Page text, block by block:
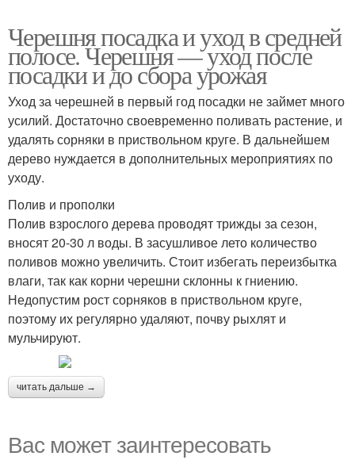
Черешня посадка и уход в средней
полосе. Черешня — уход после
посадки и до сбора урожая
Уход за черешней в первый год посадки не займет много
усилий. Достаточно своевременно поливать растение, и
удалять сорняки в приствольном круге. В дальнейшем
дерево нуждается в дополнительных мероприятиях по
уходу.
Полив и прополки
Полив взрослого дерева проводят трижды за сезон,
вносят 20-30 л воды. В засушливое лето количество
поливов можно увеличить. Стоит избегать переизбытка
влаги, так как корни черешни склонны к гниению.
Недопустим рост сорняков в приствольном круге,
поэтому их регулярно удаляют, почву рыхлят и
мульчируют.
читать дальше →
Вас может заинтересовать